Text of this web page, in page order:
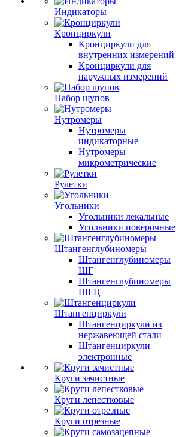
Индикаторы
Кронциркули
Кронциркули для
внутренних измерений
Кронциркули для
наружных измерений
Набор щупов
Нутромеры
Нутромеры
индикаторные
Нутромеры
микрометрические
Рулетки
Угольники
Угольники лекальные
Угольники поверочные
Штангенглубиномеры
Штангенглубиномеры
ШГ
Штангенглубиномеры
ШГЦ
Штангенциркули
Штангенциркули из
нержавеющей стали
Штангенциркули
электронные
Круги зачистные
Круги лепестковые
Круги отрезные